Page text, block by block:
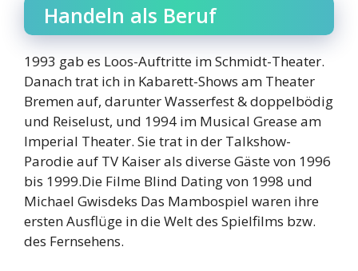
Handeln als Beruf
1993 gab es Loos-Auftritte im Schmidt-Theater.
Danach trat ich in Kabarett-Shows am Theater
Bremen auf, darunter Wasserfest & doppelbödig
und Reiselust, und 1994 im Musical Grease am
Imperial Theater. Sie trat in der Talkshow-
Parodie auf TV Kaiser als diverse Gäste von 1996
bis 1999.Die Filme Blind Dating von 1998 und
Michael Gwisdeks Das Mambospiel waren ihre
ersten Ausflüge in die Welt des Spielfilms bzw.
des Fernsehens.